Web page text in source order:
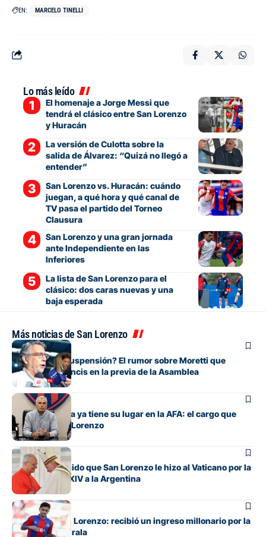
EN: MARCELO TINELLI
Lo más leído
El homenaje a Jorge Messi que
tendrá el clásico entre San Lorenzo
y Huracán
La versión de Culotta sobre la
salida de Álvarez: “Quizá no llegó a
entender”
San Lorenzo vs. Huracán: cuándo
juegan, a qué hora y qué canal de
TV pasa el partido del Torneo
Clausura
San Lorenzo y una gran jornada
ante Independiente en las
Inferiores
La lista de San Lorenzo para el
clásico: dos caras nuevas y una
baja esperada
Más noticias de San Lorenzo
Institucional
¿Expulsión o suspensión? El rumor sobre Moretti que
encendió a Francis en la previa de la Asamblea
Institucional
Marcelo Culotta ya tiene su lugar en la AFA: el cargo que
ocupa por San Lorenzo
Institucional
El especial pedido que San Lorenzo le hizo al Vaticano por la
visita de León XIV a la Argentina
Institucional
Alivio para San Lorenzo: recibió un ingreso millonario por la
venta de Elian Irala